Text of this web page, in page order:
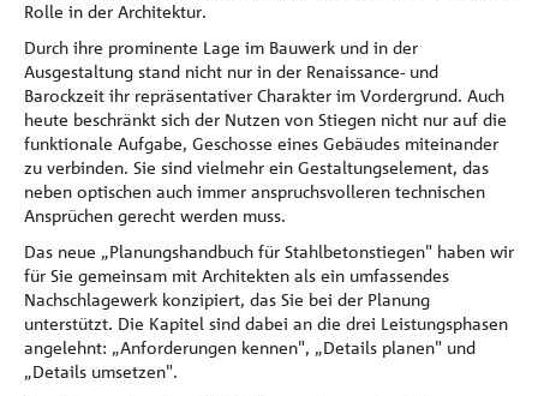
Unternehmen
Kontakt
Rolle in der Architektur.
Durch ihre prominente Lage im Bauwerk und in der
Ausgestaltung stand nicht nur in der Renaissance- und
Barockzeit ihr repräsentativer Charakter im Vordergrund. Auch
heute beschränkt sich der Nutzen von Stiegen nicht nur auf die
funktionale Aufgabe, Geschosse eines Gebäudes miteinander
zu verbinden. Sie sind vielmehr ein Gestaltungselement, das
neben optischen auch immer anspruchsvolleren technischen
Ansprüchen gerecht werden muss.
Das neue „Planungshandbuch für Stahlbetonstiegen" haben wir
für Sie gemeinsam mit Architekten als ein umfassendes
Nachschlagewerk konzipiert, das Sie bei der Planung
unterstützt. Die Kapitel sind dabei an die drei Leistungsphasen
angelehnt: „Anforderungen kennen", „Details planen" und
„Details umsetzen".